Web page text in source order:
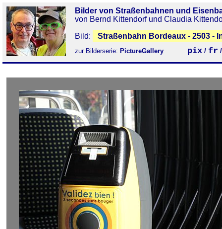
Bilder von Straßenbahnen und
von Bernd Kittendorf und Claudia
Bild:
Straßenbahn Bordeaux - 2503 -
zur Bilderserie: PictureGallery pix / fr